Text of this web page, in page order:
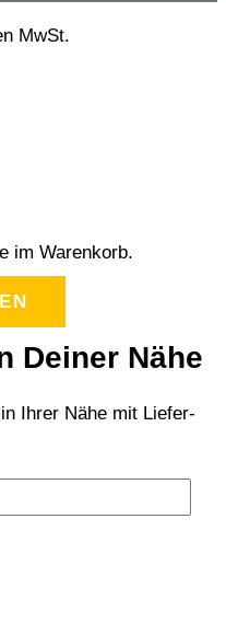
MwSt.
im Warenkorb.
Deiner Nähe
Ihrer Nähe mit Liefer-